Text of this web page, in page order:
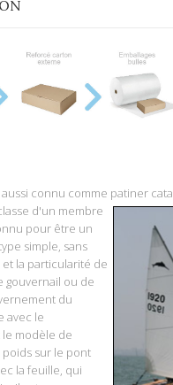
aussi connu comme patiner
d'un membre
pour être un
simple, sans
la particularité de
gouvernail ou de
du
avec le
modèle de
sur le pont
la feuille, qui